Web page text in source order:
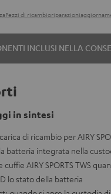
Pezzi di ricambioriparazioni
INCLUSI NELLA
in sintesi
di ricambio per AIRY
batteria integrata nella
cuffie AIRY SPORTS TWS
lo stato della batteria